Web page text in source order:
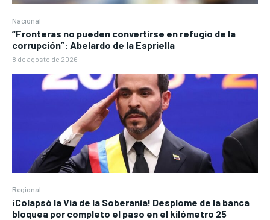
Nacional
“Fronteras no pueden convertirse en refugio de la
corrupción”: Abelardo de la Espriella
8 de agosto de 2026
Regional
¡Colapsó la Vía de la Soberanía! Desplome de la banca
bloquea por completo el paso en el kilómetro 25